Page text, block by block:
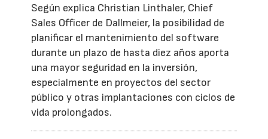
Según explica Christian Linthaler, Chief
Sales Officer de Dallmeier, la posibilidad de
planificar el mantenimiento del software
durante un plazo de hasta diez años aporta
una mayor seguridad en la inversión,
especialmente en proyectos del sector
público y otras implantaciones con ciclos de
vida prolongados.